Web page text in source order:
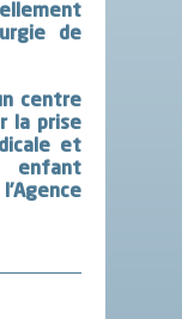
de
centre
la prise
et
enfant